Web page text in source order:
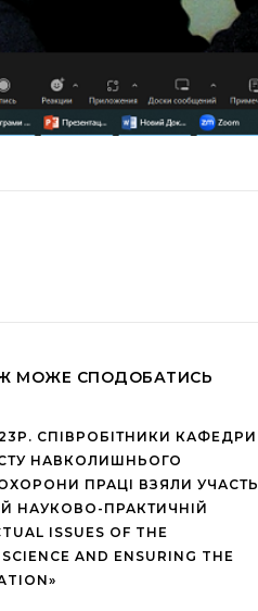
МОЖЕ СПОДОБАТИСЬ
СПІВРОБІТНИКИ КАФЕДРИ
НАВКОЛИШНЬОГО
ПРАЦІ ВЗЯЛИ УЧАСТЬ
НАУКОВО-ПРАКТИЧНІЙ
ISSUES OF THE
AND ENSURING THE